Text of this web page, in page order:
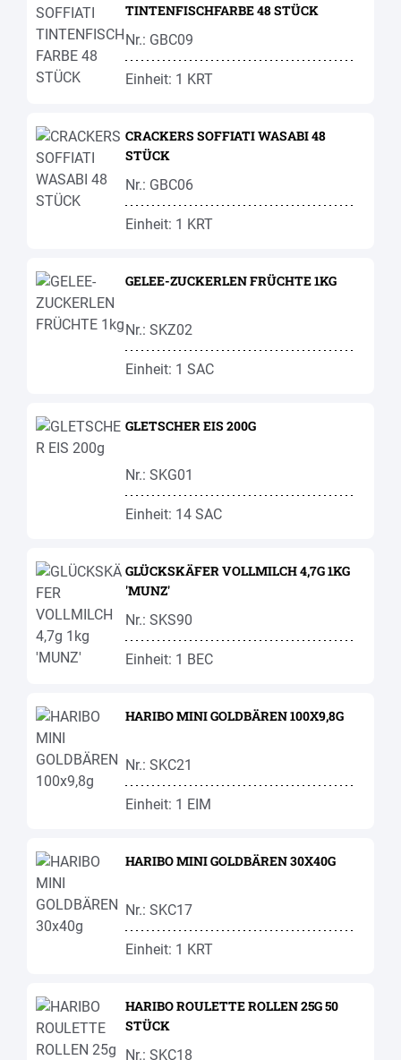
TINTENFISCHFARBE 48 STÜCK
Nr.: GBC09
Einheit: 1 KRT
CRACKERS SOFFIATI WASABI 48
STÜCK
Nr.: GBC06
Einheit: 1 KRT
GELEE-ZUCKERLEN FRÜCHTE 1KG
Nr.: SKZ02
Einheit: 1 SAC
GLETSCHER EIS 200G
Nr.: SKG01
Einheit: 14 SAC
GLÜCKSKÄFER VOLLMILCH 4,7G 1KG
'MUNZ'
Nr.: SKS90
Einheit: 1 BEC
HARIBO MINI GOLDBÄREN 100X9,8G
Nr.: SKC21
Einheit: 1 EIM
HARIBO MINI GOLDBÄREN 30X40G
Nr.: SKC17
Einheit: 1 KRT
HARIBO ROULETTE ROLLEN 25G 50
STÜCK
Nr.: SKC18